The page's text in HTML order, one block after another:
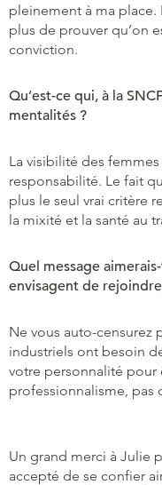
pleinement à ma place.
plus de prouver qu’on
conviction.
Qu’est-ce qui, à la
mentalités ?
La visibilité des
responsabilité. Le fait
plus le seul vrai critère
la mixité et la santé au
Quel message
envisagent de rejoindre
Ne vous auto-censurez
industriels ont besoin
votre personnalité
professionnalisme, pas
Un grand merci à Julie
accepté de se confier